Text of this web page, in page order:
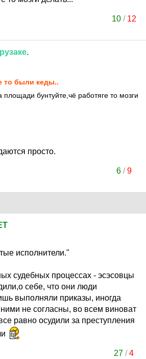
10/ 12
.
то были кеды..
площади бунтуйте,чё работяге то мозги
просто.
6/9
исполнители."
судебных процессах - эсэсовцы
себе, что они люди
выполняли приказы, иногда
не согласны, во всем виноват
равно осудили за преступления
27 /4